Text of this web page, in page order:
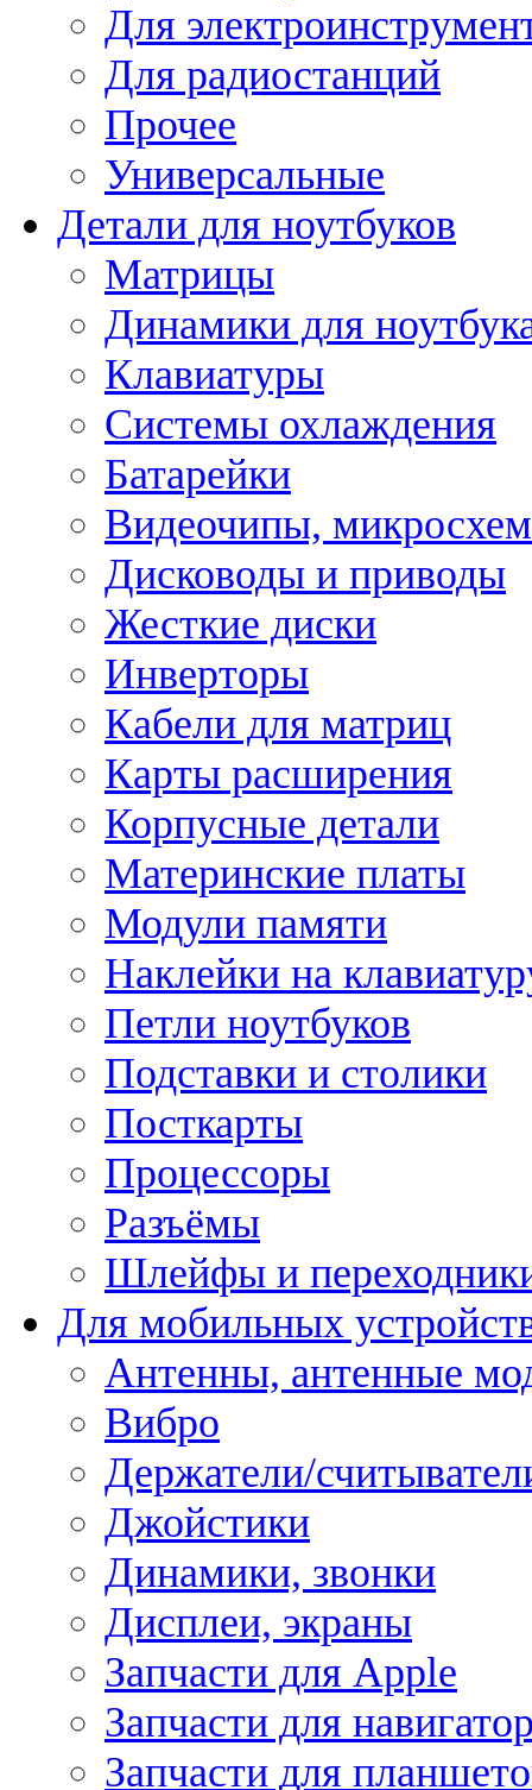
Для
Для радиостанций
Прочее
Универсальные
Детали для ноутбуков
Матрицы
Динамики для
Клавиатуры
Системы охлаждения
Батарейки
Видеочипы,
Дисководы и приводы
Жесткие диски
Инверторы
Кабели для матриц
Карты расширения
Корпусные детали
Материнские платы
Модули памяти
Наклейки на
Петли ноутбуков
Подставки и столики
Посткарты
Процессоры
Разъёмы
Шлейфы и
Для мобильных
Антенны, антенные
Вибро
Держатели/
Джойстики
Динамики, звонки
Дисплеи, экраны
Запчасти для Apple
Запчасти для
Запчасти для